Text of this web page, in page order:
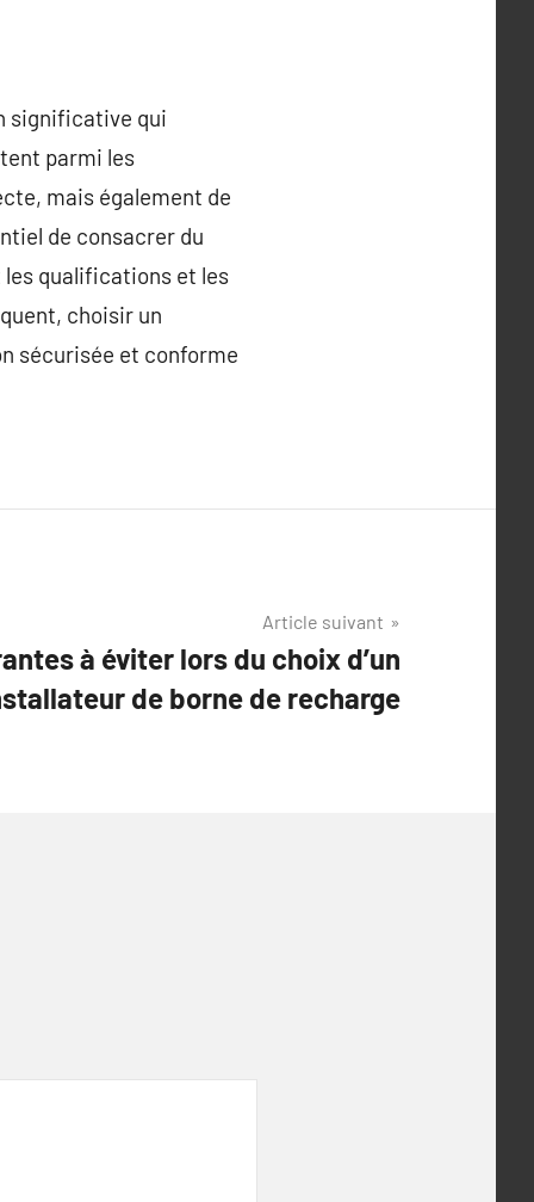
significative qui
parmi les
mais également de
de consacrer du
les qualifications et les
choisir un
sécurisée et conforme
Article suivant
à éviter lors du choix d’un
de borne de recharge